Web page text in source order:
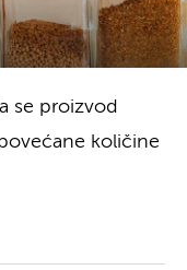
se proizvod
količine